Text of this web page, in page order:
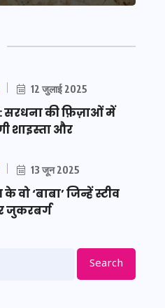
12 जुलाई 2025
सरधना की फ़िज़ाओं में
शाइस्ता और
13 जून 2025
वो ‘बाबा’ जिन्हें स्टीव
जुकरबर्ग
Search